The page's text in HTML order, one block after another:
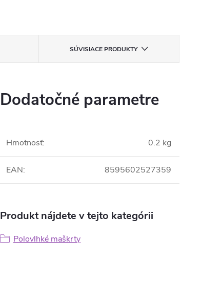
SÚVISIACE PRODUKTY
Dodatočné parametre
Hmotnosť: 0.2 kg
EAN: 8595602527359
Produkt nájdete v tejto kategórii
Polovlhké maškrty